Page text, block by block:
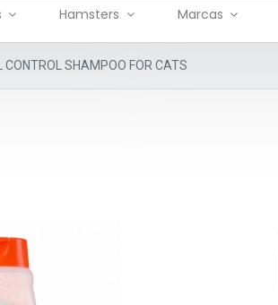
Hamsters Marcas
CONTROL SHAMPOO FOR CATS